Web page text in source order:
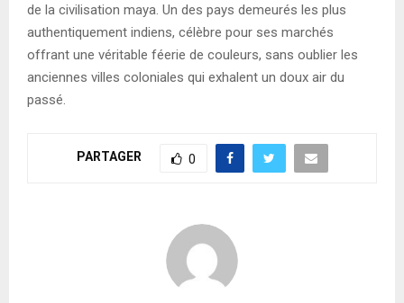
de la civilisation maya. Un des pays demeurés les plus
authentiquement indiens, célèbre pour ses marchés
offrant une véritable féerie de couleurs, sans oublier les
anciennes villes coloniales qui exhalent un doux air du
passé.
PARTAGER 0